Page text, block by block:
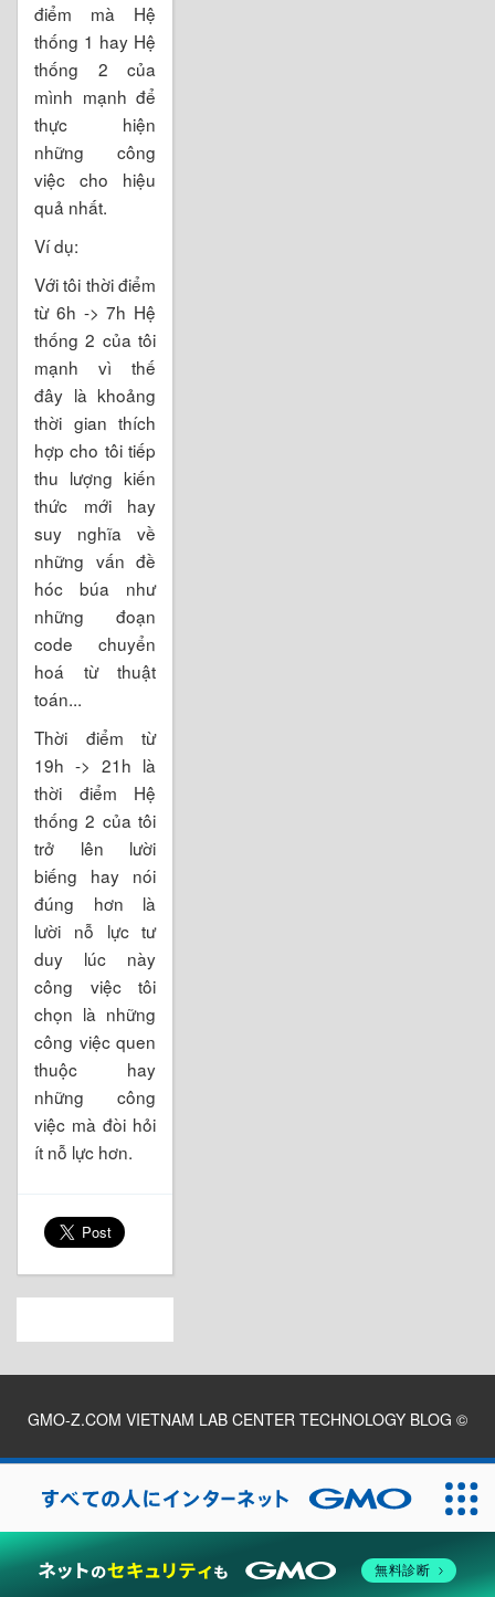
điểm mà Hệ
thống 1 hay Hệ
thống 2 của
mình mạnh để
thực hiện
những công
việc cho hiệu
quả nhất.
Ví dụ:
Với tôi thời điểm
từ 6h -> 7h Hệ
thống 2 của tôi
mạnh vì thế
đây là khoảng
thời gian thích
hợp cho tôi tiếp
thu lượng kiến
thức mới hay
suy nghĩa về
những vấn đề
hóc búa như
những đoạn
code chuyển
hoá từ thuật
toán...
Thời điểm từ
19h -> 21h là
thời điểm Hệ
thống 2 của tôi
trở lên lười
biếng hay nói
đúng hơn là
lười nỗ lực tư
duy lúc này
công việc tôi
chọn là những
công việc quen
thuộc hay
những công
việc mà đòi hỏi
ít nỗ lực hơn.
GMO-Z.COM VIETNAM LAB CENTER TECHNOLOGY BLOG ©
2026
無料診断